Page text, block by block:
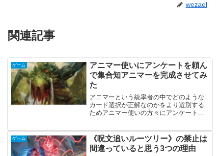
wezael
関連記事
ゲーム
アニマー使いにアンケートを頼ん
で集合知アニマーを完成させてみ
た
アニマーという統率者の中でどのような
カード選択が正解なのかをより選別する
ためアニマー使いの方々にアンケートを
ゲーム
《呪文追いルーツリー》の禁止は
間違っていると思う3つの理由